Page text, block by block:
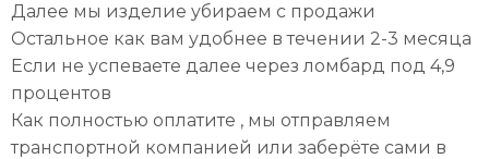
Далее мы изделие убираем с продажи
Остальное как вам удобнее в течении 2-3 месяца
Если не успеваете далее через ломбард под 4,9
процентов
Как полностью оплатите , мы отправляем
транспортной компанией или заберёте сами в